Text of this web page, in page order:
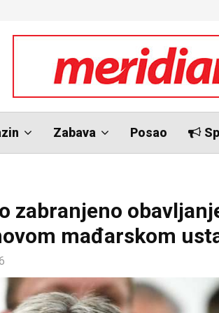
Zabava Posao
zabranjeno
mađarskom